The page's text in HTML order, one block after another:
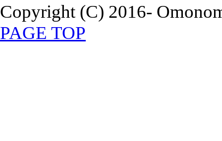
Copyright (C) 2016-
PAGE TOP